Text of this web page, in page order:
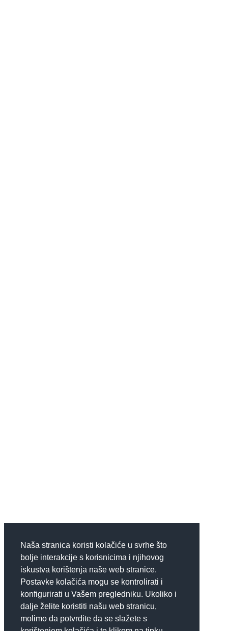
Naša stranica koristi kolačiće u svrhe što
bolje interakcije s korisnicima i njihovog
iskustva korištenja naše web stranice.
Postavke kolačića mogu se kontrolirati i
konfigurirati u Vašem pregledniku. Ukoliko i
dalje želite koristiti našu web stranicu,
molimo da potvrdite da se slažete s